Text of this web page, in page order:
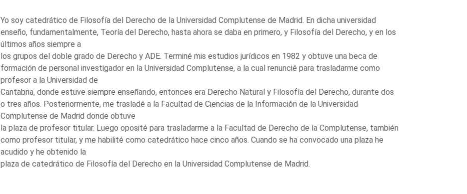
Yo soy catedrático de Filosofía del Derecho de la Universidad Complutense de Madrid. En dicha universidad
enseño, fundamentalmente, Teoría del Derecho, hasta ahora se daba en primero, y Filosofía del Derecho, y en los
últimos años siempre a
los grupos del doble grado de Derecho y ADE. Terminé mis estudios jurídicos en 1982 y obtuve una beca de
formación de personal investigador en la Universidad Complutense, a la cual renuncié para trasladarme como
profesor a la Universidad de
Cantabria, donde estuve siempre enseñando, entonces era Derecho Natural y Filosofía del Derecho, durante dos
o tres años. Posteriormente, me trasladé a la Facultad de Ciencias de la Información de la Universidad
Complutense de Madrid donde obtuve
la plaza de profesor titular. Luego oposité para trasladarme a la Facultad de Derecho de la Complutense, también
como profesor titular, y me habilité como catedrático hace cinco años. Cuando se ha convocado una plaza he
acudido y he obtenido la
plaza de catedrático de Filosofía del Derecho en la Universidad Complutense de Madrid.